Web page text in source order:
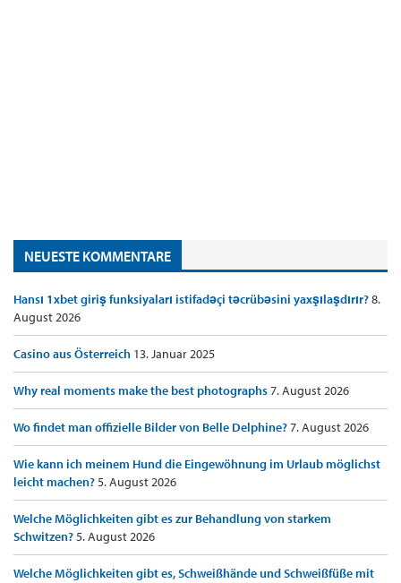
NEUESTE KOMMENTARE
Hansı 1xbet giriş funksiyaları istifadəçi təcrübəsini yaxşılaşdırır?8.
August 2026
Casino aus Österreich 13. Januar 2025
Why real moments make the best photographs7. August 2026
Wo findet man offizielle Bilder von Belle Delphine?7. August 2026
Wie kann ich meinem Hund die Eingewöhnung im Urlaub möglichst
leicht machen?5. August 2026
Welche Möglichkeiten gibt es zur Behandlung von starkem
Schwitzen?5. August 2026
Welche Möglichkeiten gibt es, Schweißhände und Schweißfüße mit